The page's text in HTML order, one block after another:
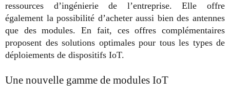
ressources d’ingénierie de l’entreprise. Elle offre
également la possibilité d’acheter aussi bien des antennes
que des modules. En fait, ces offres complémentaires
proposent des solutions optimales pour tous les types de
déploiements de dispositifs IoT.
Une nouvelle gamme de modules IoT